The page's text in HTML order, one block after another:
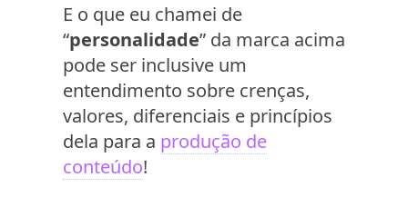
E o que eu chamei de
“personalidade” da marca acima
pode ser inclusive um
entendimento sobre crenças,
valores, diferenciais e princípios
dela para a produção de
conteúdo!